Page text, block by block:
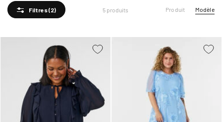
parfaite pour votre soirée. Plongez dans la collection et découvrez comment les
tenues de soirée bleues transforment votre garde-robe en une célébration de vous-
Filtres(2) 5 produits Produit Modèle